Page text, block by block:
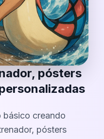
pósters
básico creando
pósters